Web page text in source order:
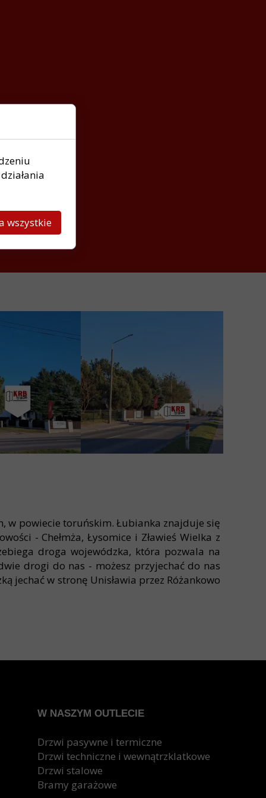
w powiecie toruńskim. Łubianka znajduje się
- Chełmża, Łysomice i Zławieś Wielka z
droga wojewódzka, która pozwala na
drogi do nas - możesz przyjechać do nas
jechać w stronę Unisławia przez Różankowo
W NASZYM OUTLECIE
Drzwi pasywne i termiczne
Drzwi techniczne i wewnątrzklatkowe
Drzwi stalowe
Bramy garażowe
środowiska.
wszystkie